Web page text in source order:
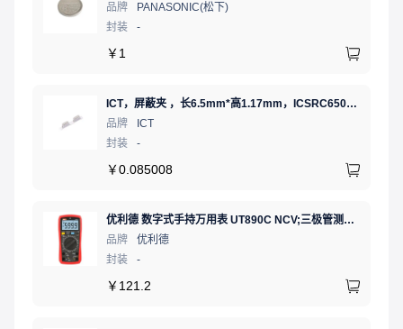
品牌
PANASONIC(松下)
封装
-
￥ 1
ICT，屏蔽夹 ，长6.5mm*高1.17mm，ICSRC6508-015SFR
品牌
ICT
封装
-
￥0.085008
优利德 数字式手持万用表 UT890C NCV;三极管测试;二极管测试;火线辨别;真有效值;通断测试
品牌
优利德
封装
-
￥ 121.2